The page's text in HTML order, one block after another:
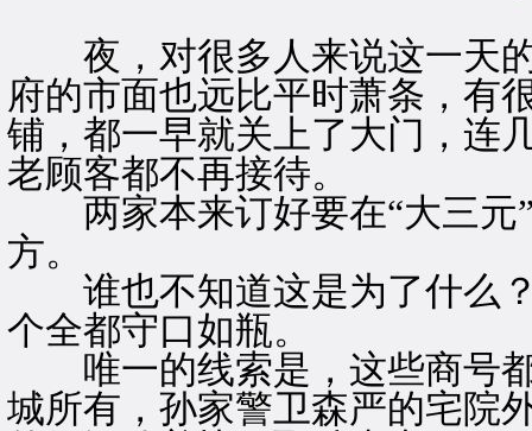
夜，对很多人来说这一天的
府的市面也远比平时萧条，有
铺，都一早就关上了大门，连
老顾客都不再接待。
两家本来订好要在“大三元”
方。
谁也不知道这是为了什么？
个全都守口如瓶。
唯一的线索是，这些商号都
城所有，孙家警卫森严的宅院